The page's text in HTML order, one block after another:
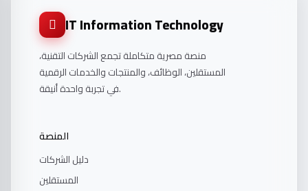
IT Information Technology
منصة مصرية متكاملة تجمع الشركات التقنية،
المستقلين، الوظائف، والمنتجات والخدمات الرقمية
في تجربة واحدة أنيقة.
المنصة
دليل الشركات
المستقلين